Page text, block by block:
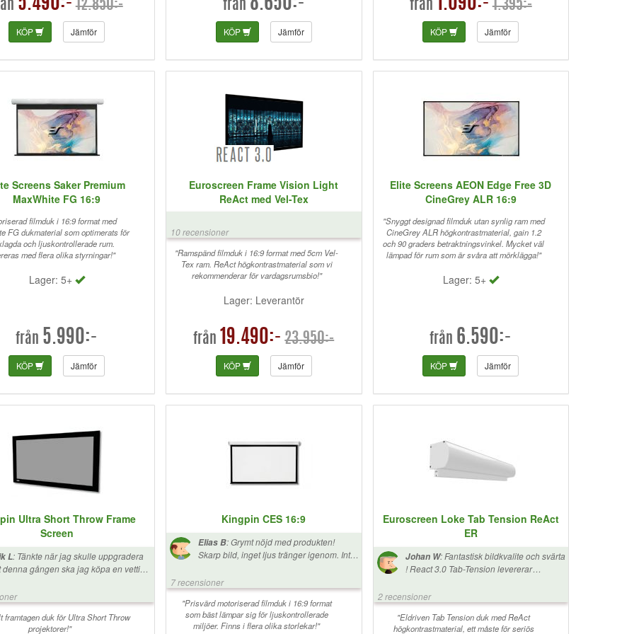
5.490:- 12.850:-
KÖP Jämför
från 8.650:-
KÖP Jämför
från 1.090:- 1.395:-
KÖP Jämför
Screens Saker Premium
MaxWhite FG 16:9
filmduk i 16:9 format med
FG dukmaterial som optimerats för
och ljuskontrollerade rum.
med flera olika styrningar!"
Lager: 5+
från 5.990:-
KÖP Jämför
Euroscreen Frame Vision Light
ReAct med Vel-Tex
10 recensioner
"Ramspänd filmduk i 16:9 format med 5cm Vel-
Tex ram. ReAct högkontrastmaterial som vi
rekommenderar för vardagsrumsbio!"
Lager: Leverantör
från 19.490:- 23.950:-
KÖP Jämför
Elite Screens AEON Edge Free 3D
CineGrey ALR 16:9
"Snyggt designad filmduk utan synlig ram med
CineGrey ALR högkontrastmaterial, gain 1.2
och 90 graders betraktningsvinkel. Mycket väl
lämpad för rum som är svåra att mörklägga!"
Lager: 5+
från 6.590:-
KÖP Jämför
Ultra Short Throw Frame
Screen
L: Tänkte när jag skulle uppgradera
denna gången ska jag köpa en vettig
denna duken med en Epson EH-
väldigt nöjd och positivt
Kört på billiga budget dukar
till mina gamla projektor då jag inte
framtagen duk för Ultra Short Throw
projektorer!"
Kingpin CES 16:9
Elias B:Grymt nöjd med produkten!
Skarp bild, inget ljus tränger igenom. Inte
montera!
7 recensioner
"Prisvärd motoriserad filmduk i 16:9 format
som bäst lämpar sig för ljuskontrollerade
miljöer. Finns i flera olika storlekar!"
Euroscreen Loke Tab Tension ReAct
ER
Johan W: Fantastisk bildkvalite och svärta
! React 3.0 Tab-Tension levererar
tryck i bilden, nästan som en väldigt stor
platt TV. React drar ner svärtan till en nivå
där de svarta Letterboxkanterna nästan
försvinner helt på en 16:9 duk med 2.35:1
2 recensioner
"Eldriven Tab Tension duk med ReAct
högkontrastmaterial, ett måste för seriös